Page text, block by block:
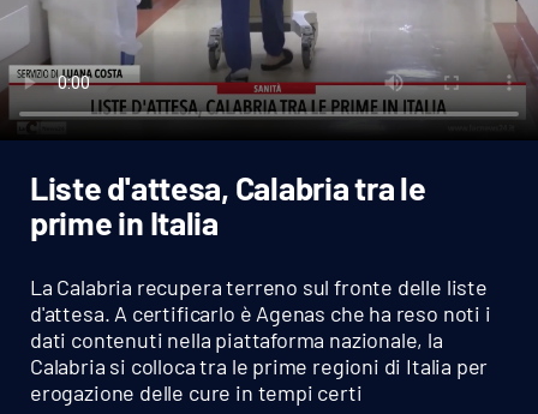
Attualità
Economia e lavoro
Italia Mondo
Sport
Cultura
Liste d'attesa, Calabria tra le
prime in Italia
La Calabria recupera terreno sul fronte delle liste
d'attesa. A certificarlo è Agenas che ha reso noti i
dati contenuti nella piattaforma nazionale, la
Calabria si colloca tra le prime regioni di Italia per
erogazione delle cure in tempi certi